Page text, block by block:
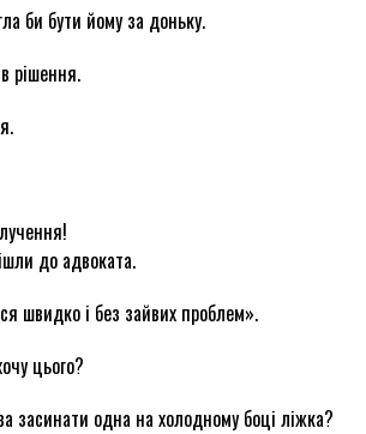
би бути йому за доньку.
рішення.
до адвоката.
швидко і без зайвих проблем».
цього?
засинати одна на холодному боці ліжка?